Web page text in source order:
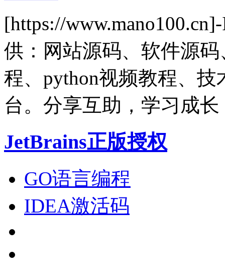
[https://
供：网站源码、软件源
程、python视频教程、
台。分享互助，学习成长
JetBrains正版授权
GO语言编程
IDEA激活码